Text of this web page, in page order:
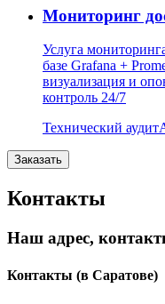
Мониторинг
Услуга
базе Grafana +
визуализация и
контроль 24/7
Технический аудит
Заказать
Контакты
Наш адрес,
Контакты (в Саратове)